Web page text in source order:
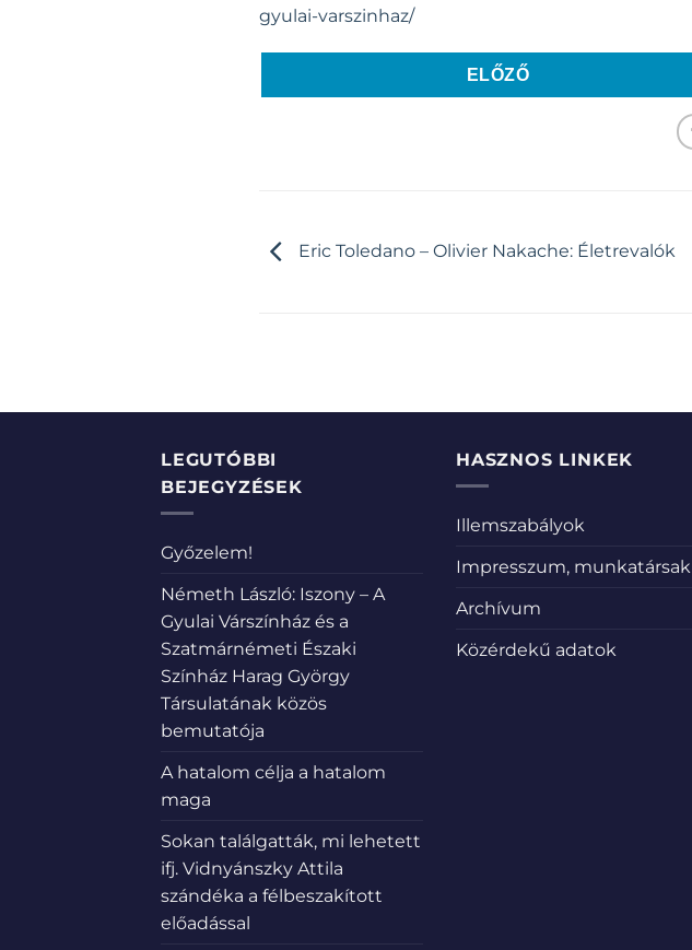
gyulai-varszinhaz/
ELŐZŐ
Eric Toledano – Olivier Nakache: Életrevalók
LEGUTÓBBI
BEJEGYZÉSEK
Győzelem!
Németh László: Iszony – A
Gyulai Várszínház és a
Szatmárnémeti Északi
Színház Harag György
Társulatának közös
bemutatója
A hatalom célja a hatalom
maga
Sokan találgatták, mi lehetett
ifj. Vidnyánszky Attila
szándéka a félbeszakított
előadással
HASZNOS LINKEK
Illemszabályok
Impresszum, munkatársak
Archívum
Közérdekű adatok